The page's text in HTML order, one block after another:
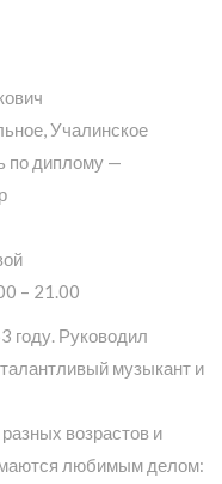
Учалинское
по диплому —
– 21.00
году. Руководил
музыкант и
возрастов и
любимым делом: